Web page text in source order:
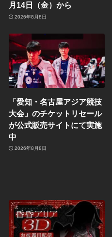
月14日（金）から
2026年8月8日
「愛知・名古屋アジア競技
大会」のチケットリセール
が公式販売サイトにて実施
中
2026年8月8日